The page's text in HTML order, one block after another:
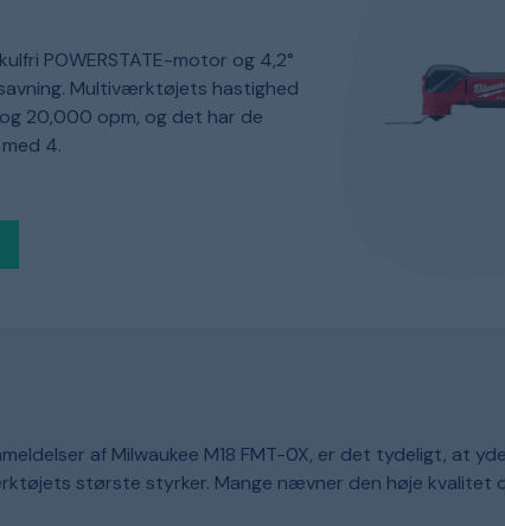
POWERSTATE-motor og 4,2°
Multiværktøjets hastighed
20,000 opm, og det har de
4.
af Milwaukee M18 FMT-0X, er det tydeligt, at
største styrker. Mange nævner den høje kvalitet